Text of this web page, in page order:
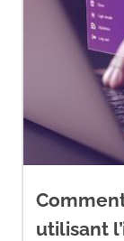
utilisant